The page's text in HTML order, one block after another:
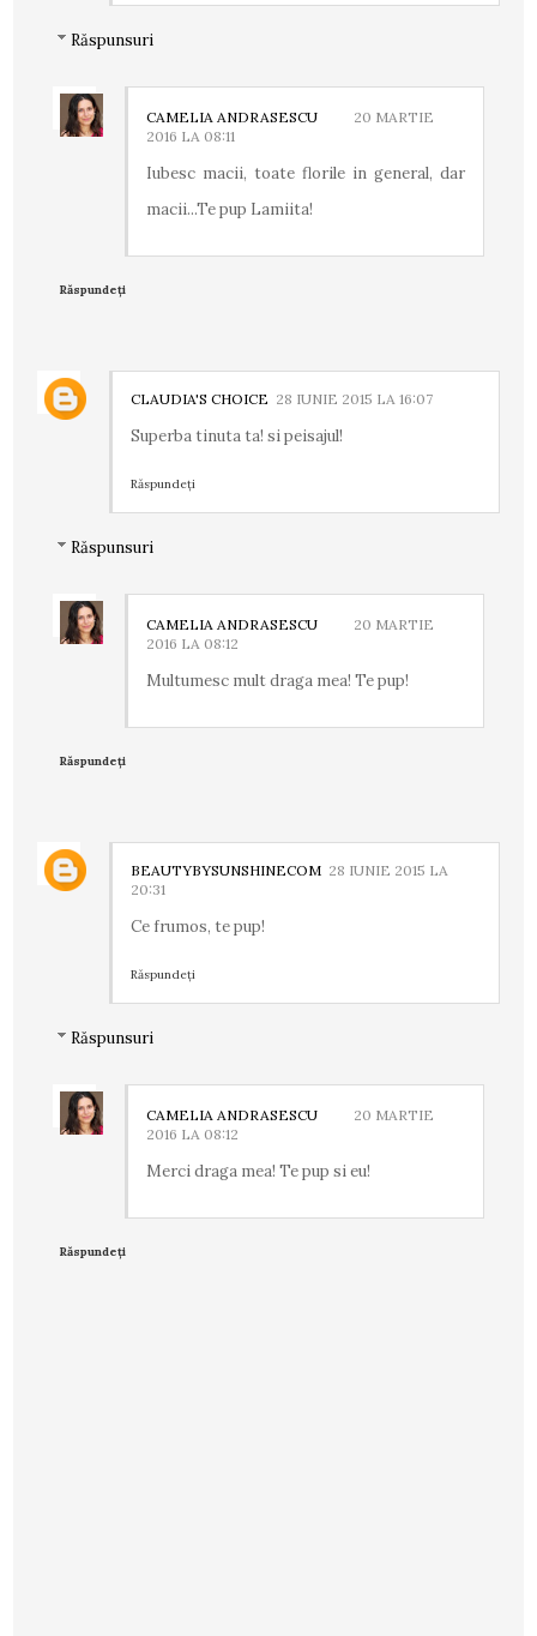
Răspunsuri
CAMELIA ANDRASESCU
20 MARTIE
2016 LA 08:11
Iubesc macii, toate florile in general, dar
macii...Te pup Lamiita!
Răspundeți
CLAUDIA'S CHOICE 28 IUNIE 2015 LA 16:07
Superba tinuta ta! si peisajul!
Răspundeți
Răspunsuri
CAMELIA ANDRASESCU
20 MARTIE
2016 LA 08:12
Multumesc mult draga mea! Te pup!
Răspundeți
BEAUTYBYSUNSHINECOM 28 IUNIE 2015 LA
20:31
Ce frumos, te pup!
Răspundeți
Răspunsuri
CAMELIA ANDRASESCU
20 MARTIE
2016 LA 08:12
Merci draga mea! Te pup si eu!
Răspundeți